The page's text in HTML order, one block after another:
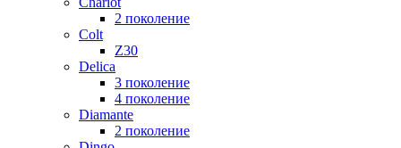
2 поколение
Colt
Z30
Delica
3 поколение
4 поколение
Diamante
2 поколение